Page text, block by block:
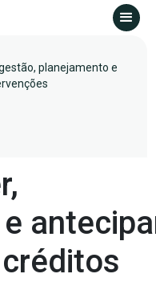
planejamento e